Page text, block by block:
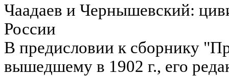
Чаадаев и Чернышевский:
России
В предисловии к сборнику
вышедшему в 1902 г., его